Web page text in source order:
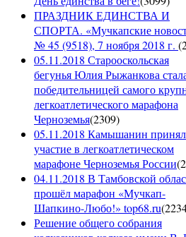
ПРАЗДНИК ЕДИНСТВА И
СПОРТА. «Мучкапские
№ 45 (9518), 7 ноября 2018 г. (
05.11.2018 Старооскольская
бегунья Юлия Рыжанкова
победительницей самого
легкоатлетического марафона
Черноземья(2309)
05.11.2018 Камышанин принял
участие в легкоатлетическом
марафоне Черноземья России(
04.11.2018 В Тамбовской
прошёл марафон «Мучкап-
Шапкино-Любо!» top68.ru(
Решение общего собрания